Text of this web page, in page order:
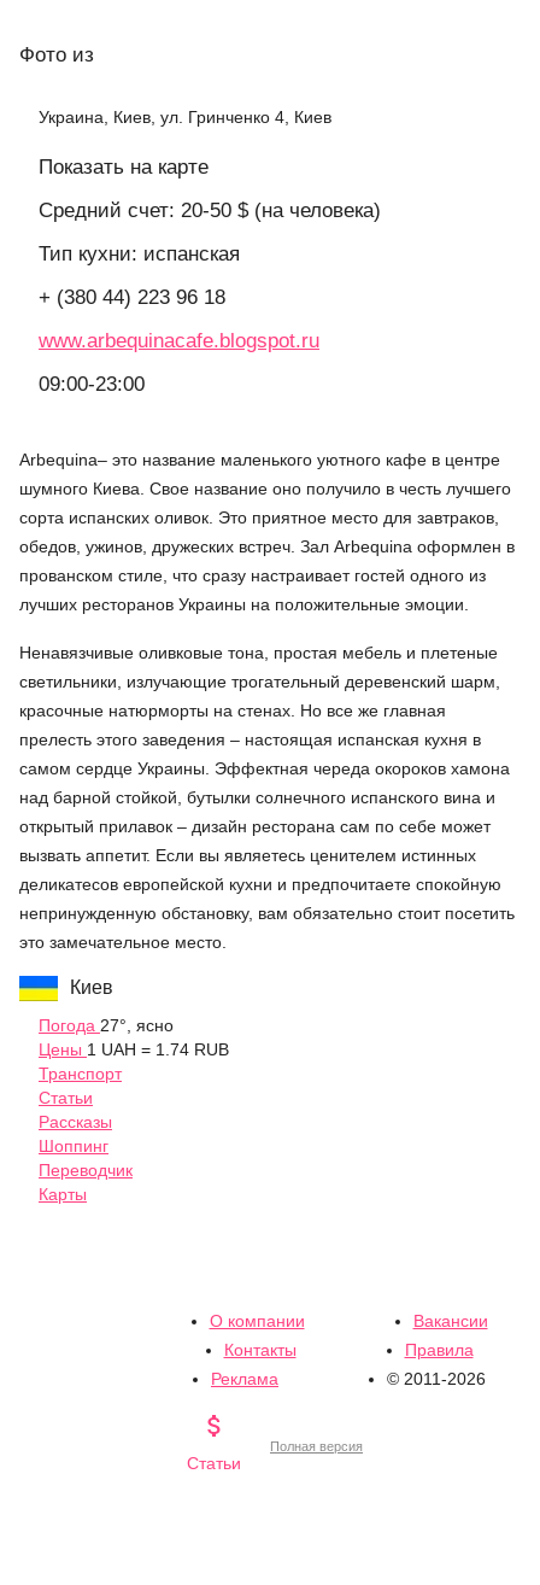
Фото из
Украина, Киев, ул. Гринченко 4, Киев
Показать на карте
Средний счет: 20-50 $ (на человека)
Тип кухни: испанская
+ (380 44) 223 96 18
www.arbequinacafe.blogspot.ru
09:00-23:00
Arbequina– это название маленького уютного кафе в центре
шумного Киева. Свое название оно получило в честь лучшего
сорта испанских оливок. Это приятное место для завтраков,
обедов, ужинов, дружеских встреч. Зал Arbequina оформлен в
прованском стиле, что сразу настраивает гостей одного из
лучших ресторанов Украины на положительные эмоции.
Ненавязчивые оливковые тона, простая мебель и плетеные
светильники, излучающие трогательный деревенский шарм,
красочные натюрморты на стенах. Но все же главная
прелесть этого заведения – настоящая испанская кухня в
самом сердце Украины. Эффектная череда окороков хамона
над барной стойкой, бутылки солнечного испанского вина и
открытый прилавок – дизайн ресторана сам по себе может
вызвать аппетит. Если вы являетесь ценителем истинных
деликатесов европейской кухни и предпочитаете спокойную
непринужденную обстановку, вам обязательно стоит посетить
это замечательное место.
Киев
Погода 27°, ясно
Цены 1 UAH = 1.74 RUB
Транспорт
Статьи
Рассказы
Шоппинг
Переводчик
Карты
О компании
Вакансии
Контакты
Правила
Реклама
© 2011-2026

Статьи
Полная версия